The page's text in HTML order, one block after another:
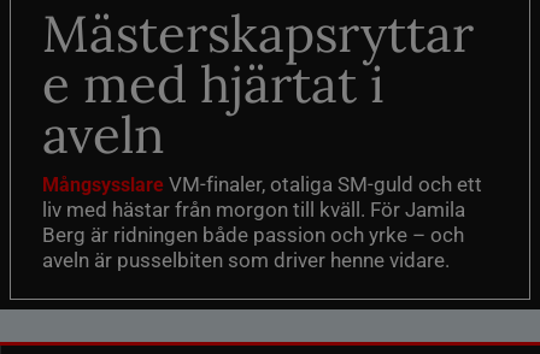
Mästerskapsryttar
e med hjärtat i
aveln
Mångsysslare VM-finaler, otaliga SM-guld och ett
liv med hästar från morgon till kväll. För Jamila
Berg är ridningen både passion och yrke – och
aveln är pusselbiten som driver henne vidare.